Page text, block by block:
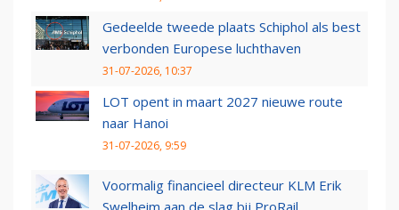
Gedeelde tweede plaats Schiphol als best
verbonden Europese luchthaven
31-07-2026, 10:37
LOT opent in maart 2027 nieuwe route
naar Hanoi
31-07-2026, 9:59
Voormalig financieel directeur KLM Erik